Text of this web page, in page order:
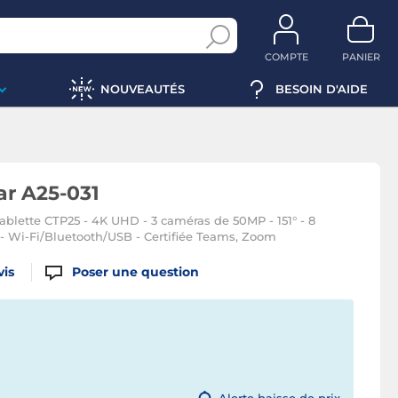
COMPTE PANIER
NOUVEAUTÉS BESOIN D'AIDE
A25-031
CTP25 - 4K UHD - 3 caméras de 50MP - 151° - 8
Wi-Fi/Bluetooth/USB - Certifiée Teams, Zoom
Poser une question